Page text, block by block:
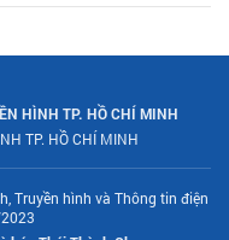
HÌNH TP. HỒ CHÍ MINH
TP. HỒ CHÍ MINH
Truyền hình và Thông tin điện